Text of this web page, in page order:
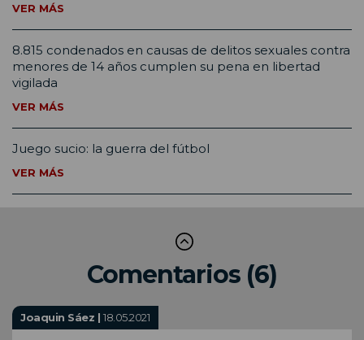
VER MÁS
8.815 condenados en causas de delitos sexuales contra
menores de 14 años cumplen su pena en libertad
vigilada
VER MÁS
Juego sucio: la guerra del fútbol
VER MÁS
Comentarios (6)
Joaquin Sáez |18.05.2021